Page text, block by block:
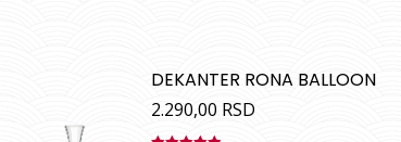
DEKANTER RONA BALLOON
2.290,00 RSD